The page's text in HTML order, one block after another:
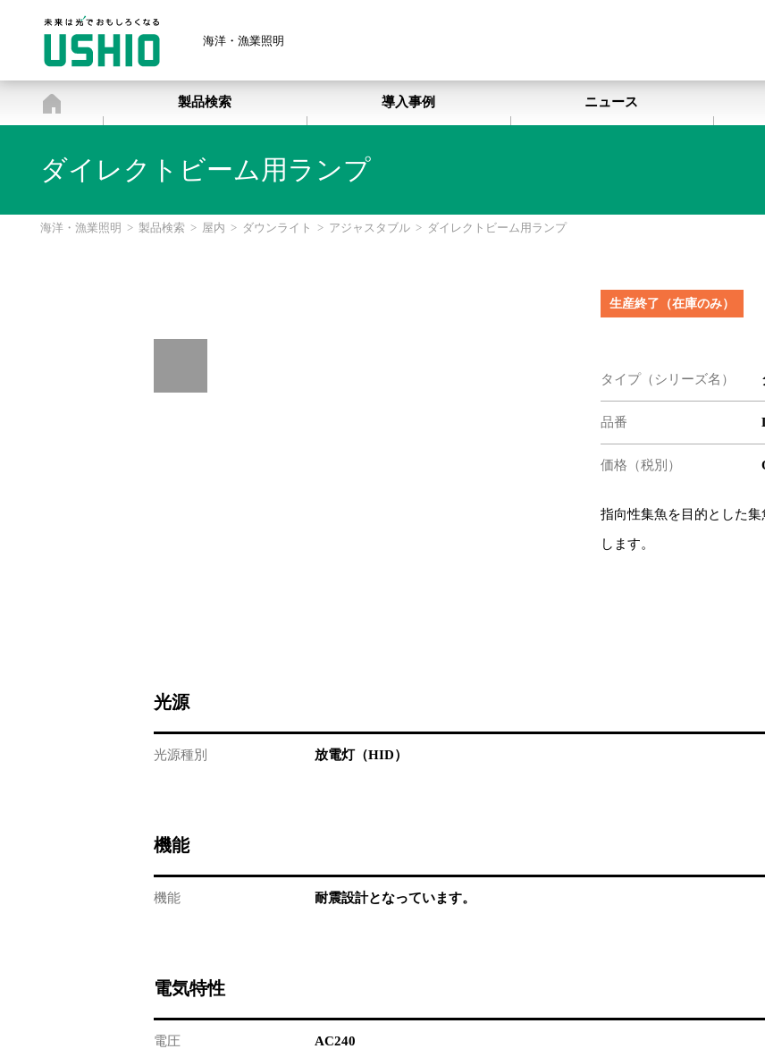
海洋・漁業照明
海洋・漁業照明
製品検索 導入事例 ニュース
ダイレクトビーム用ランプ
海洋・漁業照明 > 製品検索 > 屋内 > ダウンライト > アジャスタブル > ダイレクトビーム用ランプ
生産終了（在庫のみ）
タイプ（シリーズ名）
品番
価格（税別）
指向性集魚を目的とした
します。
光源
光源種別 放電灯（HID）
機能
機能 耐震設計となっています。
電気特性
電圧 AC240